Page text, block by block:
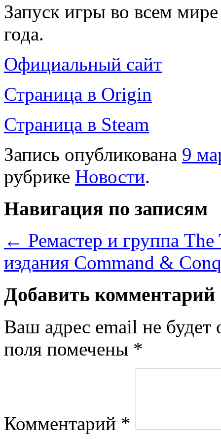
Запуск игры во всем
года.
Официальный сайт
Страница в Origin
Страница в Steam
Запись опубликована 9
рубрике Новости.
Навигация по записям
← Ремастер и группа
издания Command &
Добавить комментарий
Ваш адрес email не будет
поля помечены *
Комментарий *